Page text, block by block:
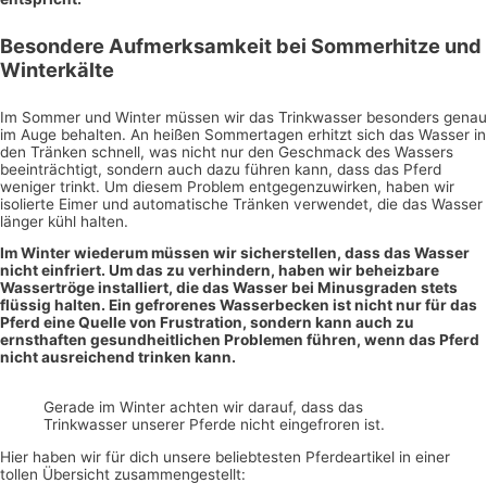
Besondere Aufmerksamkeit bei Sommerhitze und
Winterkälte
Im Sommer und Winter müssen wir das Trinkwasser besonders genau
im Auge behalten. An heißen Sommertagen erhitzt sich das Wasser in
den Tränken schnell, was nicht nur den Geschmack des Wassers
beeinträchtigt, sondern auch dazu führen kann, dass das Pferd
weniger trinkt. Um diesem Problem entgegenzuwirken, haben wir
isolierte Eimer und automatische Tränken verwendet, die das Wasser
länger kühl halten.
Im Winter wiederum müssen wir sicherstellen, dass das Wasser
nicht einfriert. Um das zu verhindern, haben wir beheizbare
Wassertröge installiert, die das Wasser bei Minusgraden stets
flüssig halten. Ein gefrorenes Wasserbecken ist nicht nur für das
Pferd eine Quelle von Frustration, sondern kann auch zu
ernsthaften gesundheitlichen Problemen führen, wenn das Pferd
nicht ausreichend trinken kann.
Gerade im Winter achten wir darauf, dass das
Trinkwasser unserer Pferde nicht eingefroren ist.
Hier haben wir für dich unsere beliebtesten Pferdeartikel in einer
tollen Übersicht zusammengestellt: